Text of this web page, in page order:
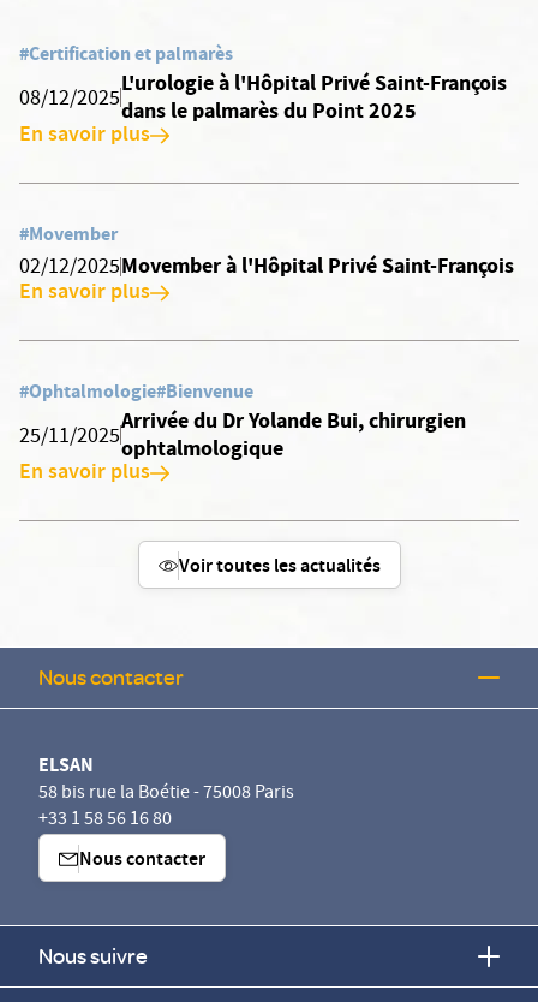
#Certification et palmarès
08/12/2025
L'urologie à l'Hôpital Privé Saint-François
dans le palmarès du Point 2025
En savoir plus
#Movember
02/12/2025Movember à l'Hôpital Privé Saint-François
En savoir plus
#Ophtalmologie#Bienvenue
25/11/2025
Arrivée du Dr Yolande Bui, chirurgien
ophtalmologique
En savoir plus
Voir toutes les actualités
Nous contacter
ELSAN
58 bis rue la Boétie - 75008 Paris
+33 1 58 56 16 80
Nous contacter
Nous suivre